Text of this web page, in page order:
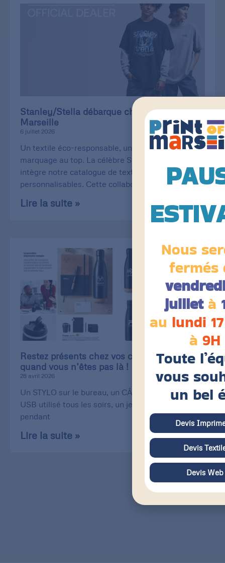
Stanley/Stella débarque chez Print of
Marseille
6 juillet 2026
Un textile éco-responsable, une qualité de
marquage au top. La célèbre Stanley/Stella
intègre notre catalogue de textiles
personnalisables. Cette collaboration
Lire la suite »
Restez présents chez vos clients, même
quand vous n’êtes pas là !
28 avril 2026
Un STYLO sur le bureau, un CÂBLE de recharge
USB utilisé tous les soirs, un jeu de CARTE utilisé
pendant
Lire la suite »
Nous
fermés
juilletà
au lundi
à 9H
Toute
vous
un bel
Devis
Devis
Devis Web